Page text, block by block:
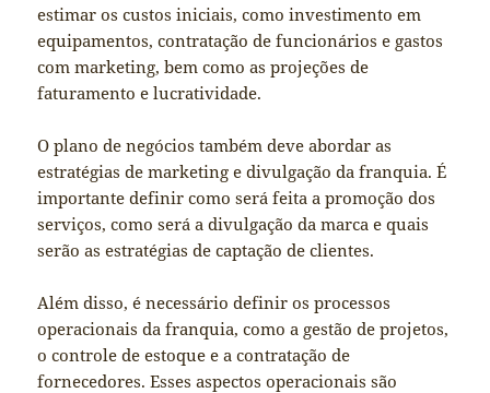
estimar os custos iniciais, como investimento em
equipamentos, contratação de funcionários e gastos
com marketing, bem como as projeções de
faturamento e lucratividade.
O plano de negócios também deve abordar as
estratégias de marketing e divulgação da franquia. É
importante definir como será feita a promoção dos
serviços, como será a divulgação da marca e quais
serão as estratégias de captação de clientes.
Além disso, é necessário definir os processos
operacionais da franquia, como a gestão de projetos,
o controle de estoque e a contratação de
fornecedores. Esses aspectos operacionais são